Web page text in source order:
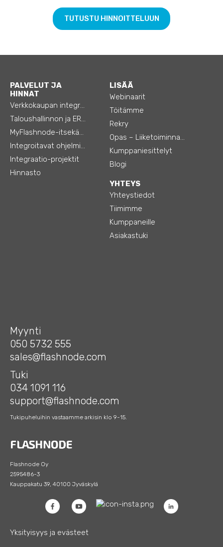
TUTUSTU HINNOITTELUUN
PALVELUT JA
HINNAT
Verkkokaupan integraatiot
Taloushallinnon ja ERP:n integraatiot
MyFlashnode-itsekäyttö-automaatio
Integroitavat ohjelmistot
Integraatio-projektit
Hinnasto
LISÄÄ
Webinaarit
Töitämme
Rekry
Opas – Liiketoiminnan tehostamiseen
Kumppaniesittelyt
Blogi
YHTEYS
Yhteystiedot
Tiimimme
Kumppaneille
Asiakastuki
Myynti
050 5732 555
sales@flashnode.com
Tuki
034 1091 116
support@flashnode.com
Tukipuheluihin vastaamme arkisin klo 9-15.
Flashnode Oy
2595486-3
Kauppakatu 39, 40100 Jyväskylä
Yksityisyys ja evästeet